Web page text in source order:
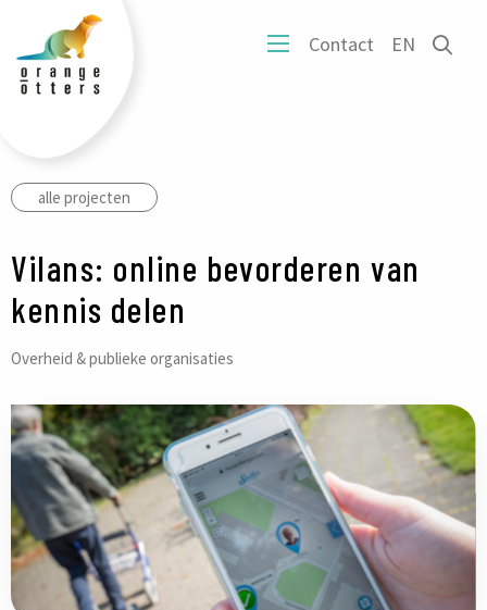
OpenContact EN
het
alle projecten
Vilans: online bevorderen van
kennis delen
Overheid & publieke organisaties